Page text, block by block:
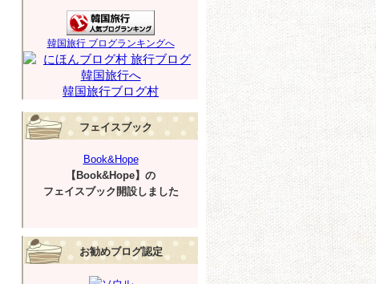
韓国旅行 ブログランキングへ
韓国旅行ブログ村
フェイスブック
Book&Hope
【Book&Hope】の
フェイスブック開設しました
お勧めブログ認定